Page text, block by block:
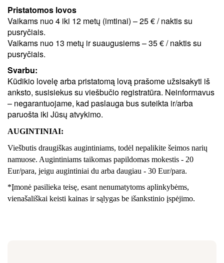
Pristatomos lovos
Vaikams nuo 4 iki 12 metų (imtinai) – 25 € / naktis su
pusryčiais.
Vaikams nuo 13 metų ir suaugusiems – 35 € / naktis su
pusryčiais.
Svarbu:
Kūdikio lovelę arba pristatomą lovą prašome užsisakyti iš
anksto, susisiekus su viešbučio registratūra. Neinformavus
– negarantuojame, kad paslauga bus suteikta ir/arba
paruošta iki Jūsų atvykimo.
AUGINTINIAI:
Viešbutis draugiškas augintiniams, todėl nepalikite šeimos narių
namuose. Augintiniams taikomas papildomas mokestis - 20
Eur/para, jeigu augintiniai du arba daugiau - 30 Eur/para.
*Įmonė pasilieka teisę, esant nenumatytoms aplinkybėms,
vienašališkai keisti kainas ir sąlygas be išankstinio įspėjimo.